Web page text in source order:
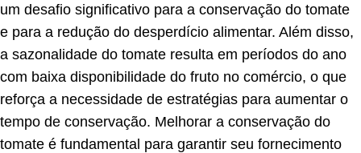
um desafio significativo para a conservação do tomate
e para a redução do desperdício alimentar. Além disso,
a sazonalidade do tomate resulta em períodos do ano
com baixa disponibilidade do fruto no comércio, o que
reforça a necessidade de estratégias para aumentar o
tempo de conservação. Melhorar a conservação do
tomate é fundamental para garantir seu fornecimento